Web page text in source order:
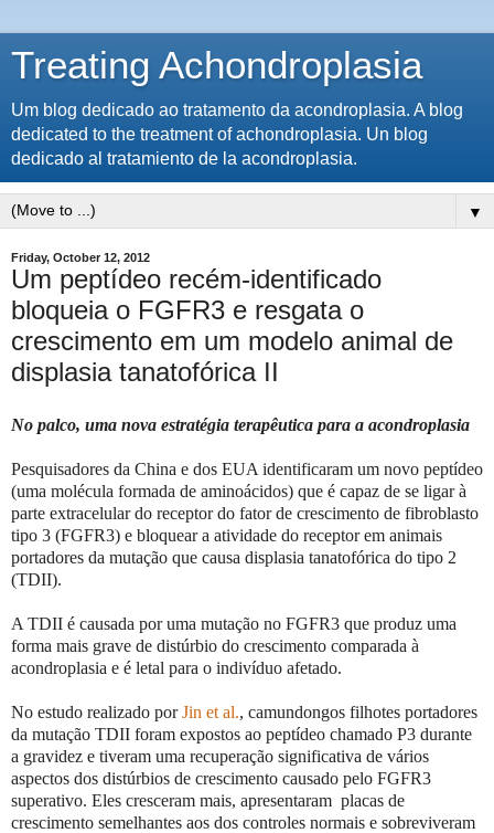
Treating Achondroplasia
Um blog dedicado ao tratamento da acondroplasia. A blog
dedicated to the treatment of achondroplasia. Un blog
dedicado al tratamiento de la acondroplasia.
▼
Friday, October 12, 2012
Um peptídeo recém-identificado
bloqueia o FGFR3 e resgata o
crescimento em um modelo animal de
displasia tanatofórica II
No palco, uma nova estratégia terapêutica para a acondroplasia
Pesquisadores da China e dos EUA identificaram um novo peptídeo
(uma molécula formada de aminoácidos) que é capaz de se ligar à
parte extracelular do receptor do fator de crescimento de fibroblasto
tipo 3 (FGFR3) e bloquear a atividade do receptor em animais
portadores da mutação que causa displasia tanatofórica do tipo 2
(TDII).
A TDII é causada por uma mutação no FGFR3 que produz uma
forma mais grave de distúrbio do crescimento comparada à
acondroplasia e é letal para o indivíduo afetado.
No estudo realizado porJin et al., camundongos filhotes portadores
da mutação TDII foram expostos ao peptídeo chamado P3 durante
a gravidez e tiveram uma recuperação significativa de vários
aspectos dos distúrbios de crescimento causado pelo FGFR3
superativo. Eles cresceram mais, apresentaram placas de
crescimento semelhantes aos dos controles normais e sobreviveram